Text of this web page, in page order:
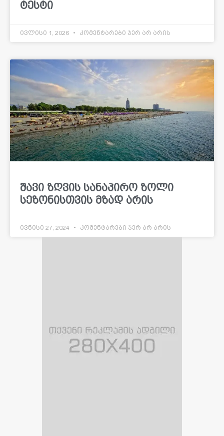
ტესტი
ივლისი 1, 2026 კომენტარები ჯერ არ არის
შავი ზღვის სანაპირო ზოლი
სეზონისთვის მზად არის
ივნისი 27, 2024 კომენტარები ჯერ არ არის